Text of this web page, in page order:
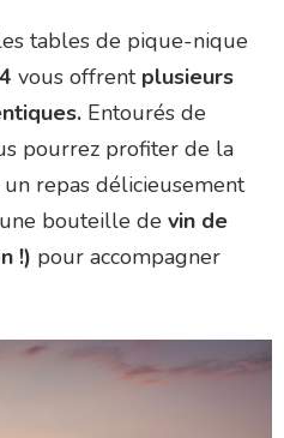
tables de pique-nique
vous offrent plusieurs
Entourés de
pourrez profiter de la
repas délicieusement
bouteille de vin de
!) pour accompagner